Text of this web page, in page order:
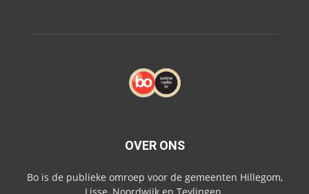
OVER ONS
Bo is de publieke omroep voor de gemeenten Hillegom,